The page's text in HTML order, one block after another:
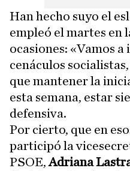
Han hecho suyo el
empleó el martes en
ocasiones: «Vamos
cenáculos
que mantener la
esta semana, estar
defensiva.
Por cierto, que en
participó la
PSOE,Adriana